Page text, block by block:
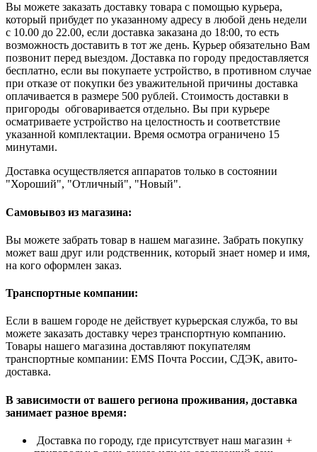
Вы можете заказать доставку товара с помощью курьера,
который прибудет по указанному адресу в любой день недели
с 10.00 до 22.00, если доставка заказана до 18:00, то есть
возможность доставить в тот же день. Курьер обязательно Вам
позвонит перед выездом. Доставка по городу предоставляется
бесплатно, если вы покупаете устройство, в противном случае
при отказе от покупки без уважительной причины доставка
оплачивается в размере 500 рублей. Стоимость доставки в
пригороды обговаривается отдельно. Вы при курьере
осматриваете устройство на целостность и соответствие
указанной комплектации. Время осмотра ограничено 15
минутами.
Доставка осуществляется аппаратов только в состоянии
"Хороший", "Отличный", "Новый".
Самовывоз из магазина:
Вы можете забрать товар в нашем магазине. Забрать покупку
может ваш друг или родственник, который знает номер и имя,
на кого оформлен заказ.
Транспортные компании:
Если в вашем городе не действует курьерская служба, то вы
можете заказать доставку через транспортную компанию.
Товары нашего магазина доставляют покупателям
транспортные компании: EMS Почта России, СДЭК, авито-
доставка.
В зависимости от вашего региона проживания, доставка
занимает разное время:
Доставка по городу, где присутствует наш магазин +